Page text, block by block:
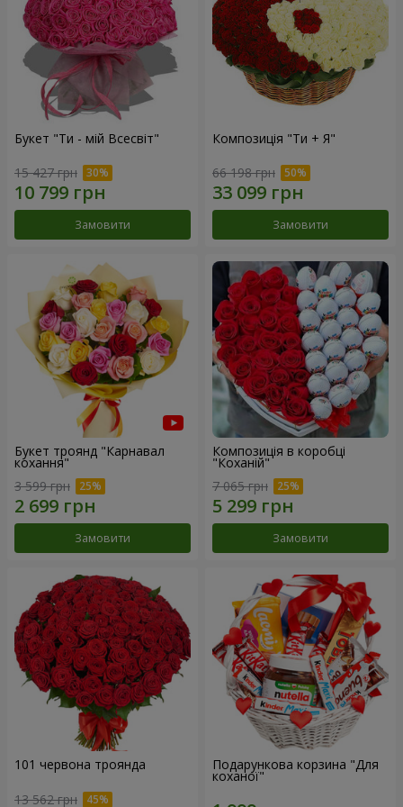
Букет "Ти - мій Всесвіт"
15 427 грн
Замовити
Композиція "Ти + Я"
66 198 грн
Замовити
Букет троянд "Карнавал
кохання"
3 599 грн
Замовити
Композиція в коробці
"Коханій"
7 065 грн
Замовити
101 червона троянда
13 562 грн
Подарункова корзина "Для
коханої"